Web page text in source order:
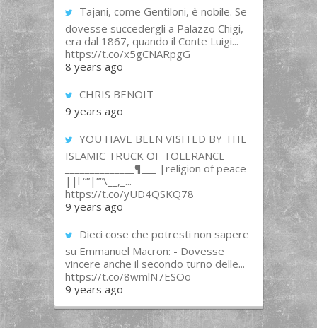
Tajani, come Gentiloni, è nobile. Se
dovesse succedergli a Palazzo Chigi,
era dal 1867, quando il Conte Luigi...
https://t.co/x5gCNARpgG
8 years ago
CHRIS BENOIT
9 years ago
YOU HAVE BEEN VISITED BY THE
ISLAMIC TRUCK OF TOLERANCE
______________¶___ |religion of peace
||l “”|””\__,_...
https://t.co/yUD4QSKQ78
9 years ago
Dieci cose che potresti non sapere
su Emmanuel Macron: - Dovesse
vincere anche il secondo turno delle...
https://t.co/8wmlN7ESOo
9 years ago